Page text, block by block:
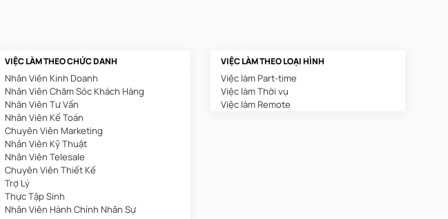
VIỆC LÀM THEO CHỨC DANH
Nhân Viên Kinh Doanh
Nhân Viên Chăm Sóc Khách Hàng
Nhân Viên Tư Vấn
Nhân Viên Kế Toán
Chuyên Viên Marketing
Nhân Viên Kỹ Thuật
Nhân Viên Telesale
Chuyên Viên Thiết Kế
Trợ Lý
Thực Tập Sinh
Nhân Viên Hành Chính Nhân Sự
VIỆC LÀM THEO LOẠI HÌNH
Việc làm Part-time
Việc làm Thời vụ
Việc làm Remote